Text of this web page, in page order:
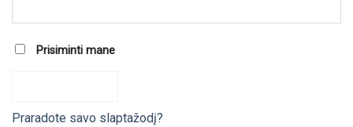
Prisiminti mane
Praradote savo slaptažodį?